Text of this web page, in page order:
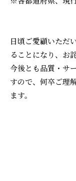
日頃ご愛顧いただ
ることになり、お
今後とも品質・サ
すので、何卒ご理
ます。